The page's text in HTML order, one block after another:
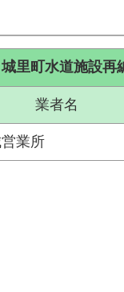
里町水道施設
業者名
業所